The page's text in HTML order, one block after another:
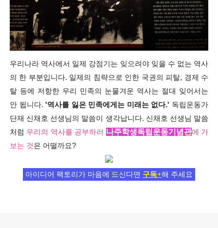
우리나라 역사에서 일제 강점기는 잊으려야 잊을 수 없는 역사
의 한 부분입니다. 일제의 침략으로 인한 국권의 피탈, 경제 수
탈 등에 저항한 우리 민족의 눈물겨운 역사는 절대 잊어서는
안 됩니다.'역사를 잃은 민족에게는 미래는 없다.' 독립운동가
단재 신채호 선생님의 말씀이 생각납니다. 신채호 선생님 말씀
처럼 우리의 역사를 공부하러 나주학생독립운동기념관에 가
보는 것은 어떨까요?
아이디어 팩토리가 마음에 드신다면 구독+해 주세요